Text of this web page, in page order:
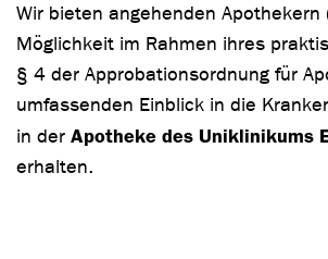
Wir bieten angehenden
Möglichkeit im Rahmen ihres
§ 4 der Approbationsordnung für
umfassenden Einblick in die
in der Apotheke des Uniklinikums
erhalten.